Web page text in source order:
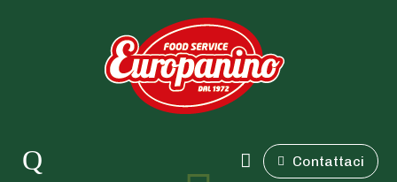
Contattaci